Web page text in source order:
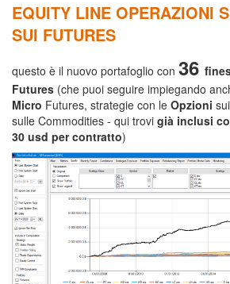
EQUITY LINE OPERAZIONI
SUI FUTURES
questo è il nuovo portafoglio con 36
Futures (che puoi seguire impiegando
Micro Futures, strategie con le Opzioni
sulle Commodities - qui trovi già inclusi
30 usd per contratto)